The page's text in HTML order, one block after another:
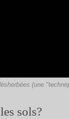
(une
sols?